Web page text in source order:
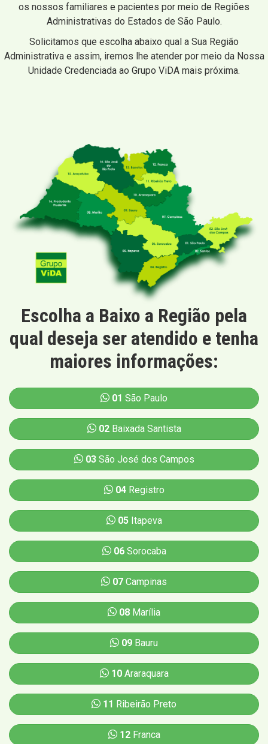
os nossos familiares e pacientes por meio de Regiões
Administrativas do Estados de São Paulo.
Solicitamos que escolha abaixo qual a Sua Região
Administrativa e assim, iremos lhe atender por meio da Nossa
Unidade Credenciada ao Grupo ViDA mais próxima.
Escolha a Baixo a Região pela
qual deseja ser atendido e tenha
maiores informações:
01 São Paulo
02Baixada Santista
03São José dos Campos
04Registro
05Itapeva
06Sorocaba
07 Campinas
08 Marília
09 Bauru
10Araraquara
11 Ribeirão Preto
12Franca